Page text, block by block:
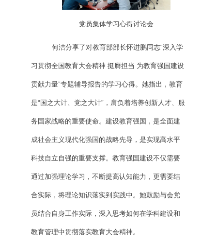
党员集体学习心得讨论会
何洁分享了对教育部部长怀进鹏同志“深入学
习贯彻全国教育大会精神 挺膺担当 为教育强国建设
贡献力量”专题辅导报告的学习心得。她指出，教育
是“国之大计、党之大计”，肩负着培养创新人才、服
务国家战略的重要使命。建设教育强国，是全面建
成社会主义现代化强国的战略先导，是实现高水平
科技自立自强的重要支撑。教育强国建设不仅需要
通过加强理论学习，不断提高认知能力，更需要结
合实际，将理论知识落实到实践中。她鼓励与会党
员结合自身工作实际，深入思考如何在学科建设和
教育管理中贯彻落实教育大会精神。